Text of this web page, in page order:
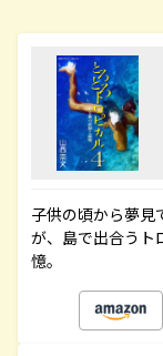
子供の頃から夢見
が、島で出合うト
憶。